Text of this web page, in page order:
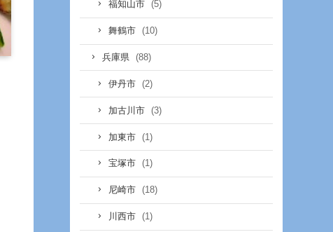
福知山市 (5)
舞鶴市 (10)
兵庫県 (88)
伊丹市 (2)
加古川市 (3)
加東市 (1)
宝塚市 (1)
尼崎市 (18)
川西市 (1)